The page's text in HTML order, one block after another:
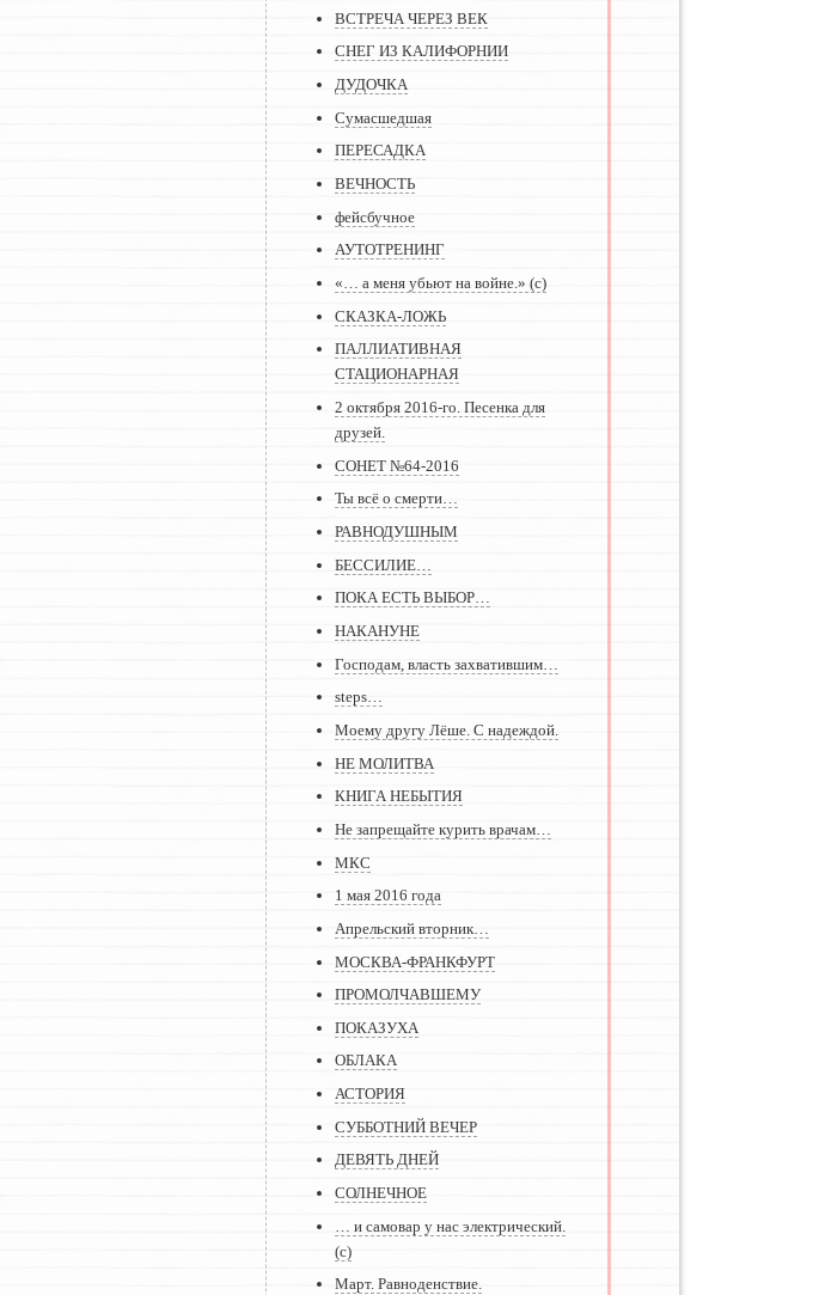
ВСТРЕЧА ЧЕРЕЗ ВЕК
СНЕГ ИЗ КАЛИФОРНИИ
ДУДОЧКА
Сумасшедшая
ПЕРЕСАДКА
ВЕЧНОСТЬ
фейсбучное
АУТОТРЕНИНГ
«… а меня убьют на войне.» (с)
СКАЗКА-ЛОЖЬ
ПАЛЛИАТИВНАЯ
СТАЦИОНАРНАЯ
2 октября 2016-го. Песенка для
друзей.
СОНЕТ №64-2016
Ты всё о смерти…
РАВНОДУШНЫМ
БЕССИЛИЕ…
ПОКА ЕСТЬ ВЫБОР…
НАКАНУНЕ
Господам, власть захватившим…
steps…
Моему другу Лёше. С надеждой.
НЕ МОЛИТВА
КНИГА НЕБЫТИЯ
Не запрещайте курить врачам…
МКС
1 мая 2016 года
Апрельский вторник…
МОСКВА-ФРАНКФУРТ
ПРОМОЛЧАВШЕМУ
ПОКАЗУХА
ОБЛАКА
АСТОРИЯ
СУББОТНИЙ ВЕЧЕР
ДЕВЯТЬ ДНЕЙ
СОЛНЕЧНОЕ
… и самовар у нас электрический.
(с)
Март. Равноденствие.